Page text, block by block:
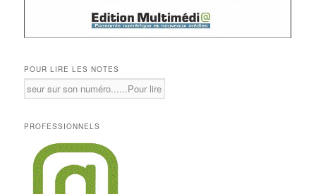
POUR LIRE LES NOTES
PROFESSIONNELS